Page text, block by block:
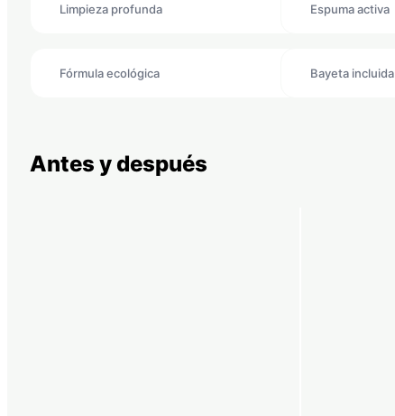
Limpieza profunda Espuma activa
Fórmula ecológica Bayeta incluida
Antes y después